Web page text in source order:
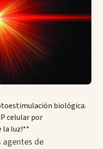
biológica.
celular por
la luz!**
agentes de